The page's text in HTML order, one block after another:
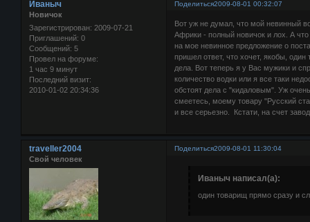
Поделиться2009-08-01 00:32:07
Иваныч
Новичок
Зарегистрирован: 2009-07-21
Приглашений: 0
Сообщений: 5
Провел на форуме:
1 час 9 минут
Последний визит:
2010-01-02 20:34:36
Вот уж не думал, что мой невинный
Африки - полный новичок и лох. А
на мое невинное предложение о
пришел ответ, что хочет, якобы,
дела. Вот теперь я у Вас мужики и
количество водки или я все таки
обстоят дела с "кидаловым". Уж
смеетесь, моему товару "Русский
и все серьезно. Кстати, на счет
Поделиться2009-08-01 11:30:04
traveller2004
Свой человек
Иваныч написал(а):
один товарищ прямо сразу и